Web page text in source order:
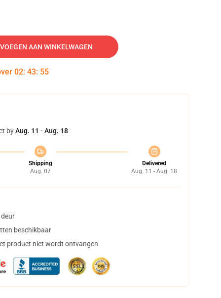
AAN WINKELWAGEN
02: 43: 54
byAug. 11 - Aug. 18
Shipping
Aug. 07
Delivered
Aug. 11 - Aug. 18
beschikbaar
product niet wordt ontvangen